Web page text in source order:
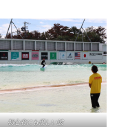
初心者にも優しい波